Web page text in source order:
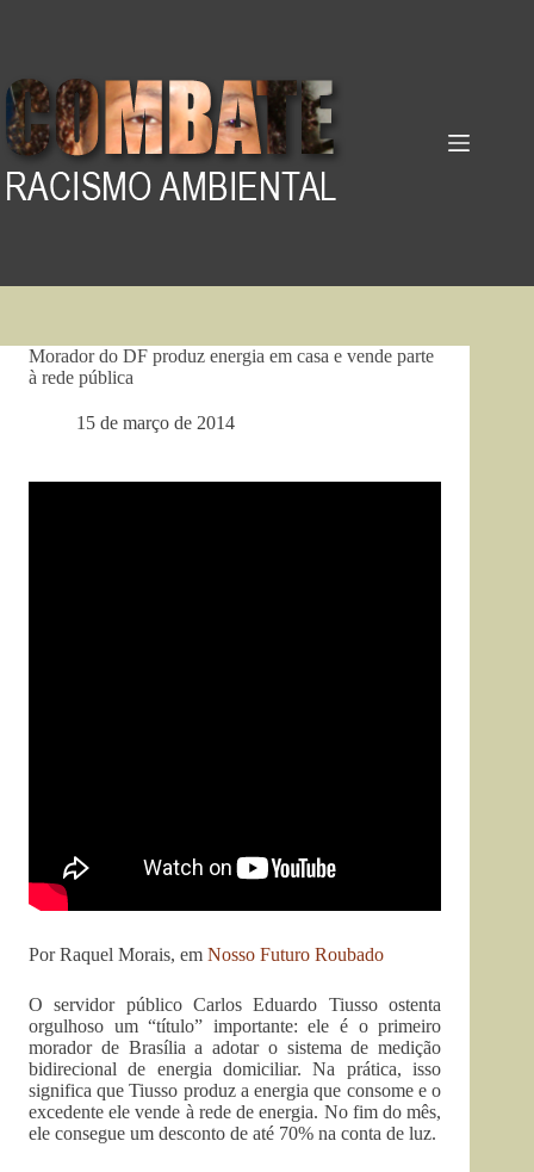
Morador do DF produz energia em casa e vende parte
à rede pública
15 de março de 2014
Por Raquel Morais, em Nosso Futuro Roubado
O servidor público Carlos Eduardo Tiusso ostenta
orgulhoso um “título” importante: ele é o primeiro
morador de Brasília a adotar o sistema de medição
bidirecional de energia domiciliar. Na prática, isso
significa que Tiusso produz a energia que consome e o
excedente ele vende à rede de energia. No fim do mês,
ele consegue um desconto de até 70% na conta de luz.